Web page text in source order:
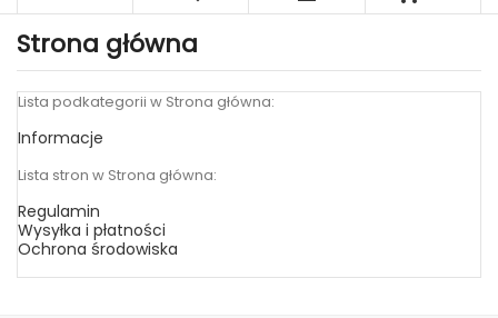
Strona główna
Lista podkategorii w Strona główna:
Informacje
Lista stron w Strona główna:
Regulamin
Wysyłka i płatności
Ochrona środowiska